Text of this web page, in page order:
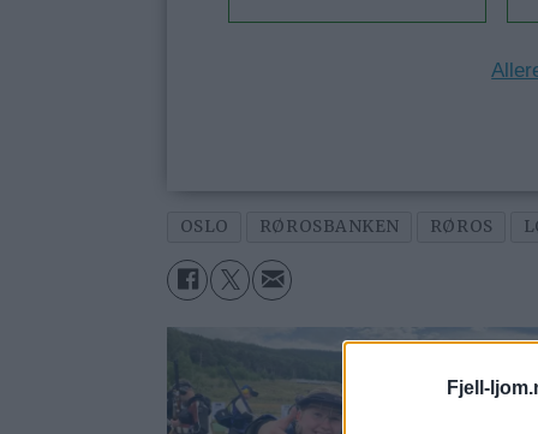
Fjell-
OSLO RØROSBANKEN RØROS